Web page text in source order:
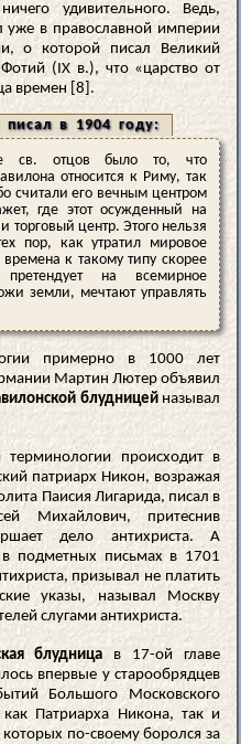
удивительного. Ведь,
в православной империи
о которой писал Великий
(IX в.), что «царство от
времен [8].
в 1904 году:
св. отцов было то, что
относится к Риму, так
считали его вечным центром
где этот осужденный на
торговый центр. Этого нельзя
пор, как утратил мировое
к такому типу скорее
на всемирное
земли, мечтают управлять
примерно в 1000 лет
Мартин Лютер объявил
блудницейназывал
терминологии происходит в
патриарх Никон, возражая
Паисия Лигарида, писал в
Михайлович, притеснив
дело антихриста. А
в подметных письмах в 1701
призывал не платить
указы, называл Москву
слугами антихриста.
блудница в 17-ой главе
впервые у старообрядцев
Большого Московского
Патриарха Никона, так и
по-своему боролся за